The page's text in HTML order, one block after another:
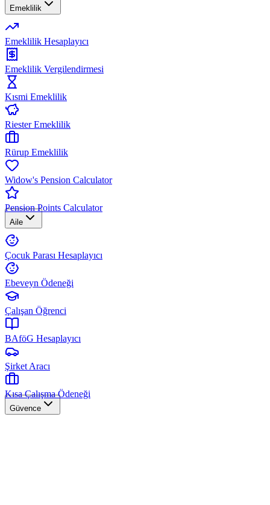
Emeklilik
Emeklilik Hesaplayıcı
Emeklilik Vergilendirmesi
Kısmi Emeklilik
Riester Emeklilik
Rürup Emeklilik
Widow's Pension Calculator
Pension Points Calculator
Aile
Çocuk Parası Hesaplayıcı
Ebeveyn Ödeneği
Çalışan Öğrenci
BAföG Hesaplayıcı
Şirket Aracı
Kısa Çalışma Ödeneği
Güvence